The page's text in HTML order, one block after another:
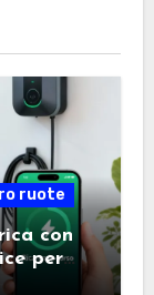
ruote
con
per